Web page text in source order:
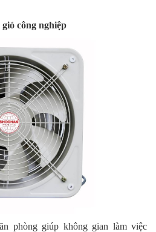
công nghiệp
phòng giúp không gian làm việc